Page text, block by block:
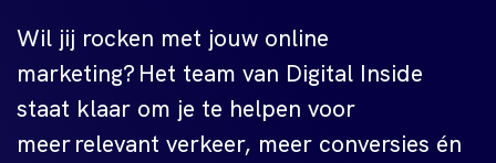
Wil jij rocken met jouw online
marketing? Het team van Digital Inside
staat klaar om je te helpen voor
meer relevant verkeer, meer conversies én